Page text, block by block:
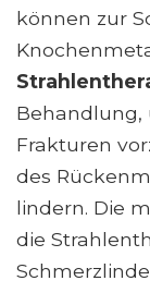
können zur
Behandlung,
Frakturen
des
lindern. Die
die